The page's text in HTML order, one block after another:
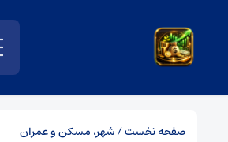
صفحه نخست/شهر، مسکن و عمران